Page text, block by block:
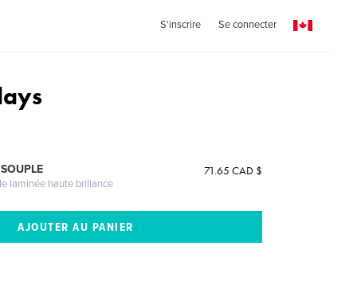
S'inscrire Se connecter
laminée haute brillance
71.65 CAD $